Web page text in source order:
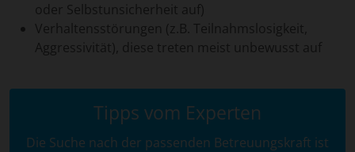
oder Selbstunsicherheit auf)
Verhaltensstörungen (z.B. Teilnahmslosigkeit,
Aggressivität), diese treten meist unbewusst auf
Tipps vom Experten
Die Suche nach der passenden Betreuungskraft ist